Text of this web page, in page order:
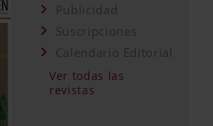
Publicidad
Suscripciones
Calendario Editorial
Ver todas las
revistas